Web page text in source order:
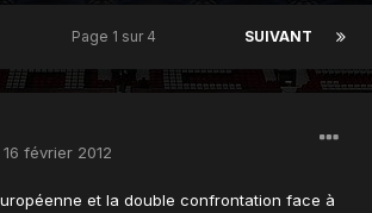
SUIVANT
Page 1 sur 4
16 février 2012
et la double confrontation face à